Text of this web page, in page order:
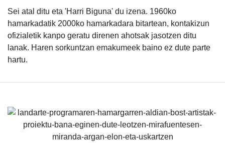
Sei atal ditu eta 'Harri Biguna' du izena. 1960ko
hamarkadatik 2000ko hamarkadara bitartean, kontakizun
ofizialetik kanpo geratu direnen ahotsak jasotzen ditu
lanak. Haren sorkuntzan emakumeek baino ez dute parte
hartu.